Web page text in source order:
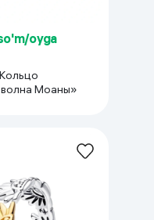
oyga
Моаны»